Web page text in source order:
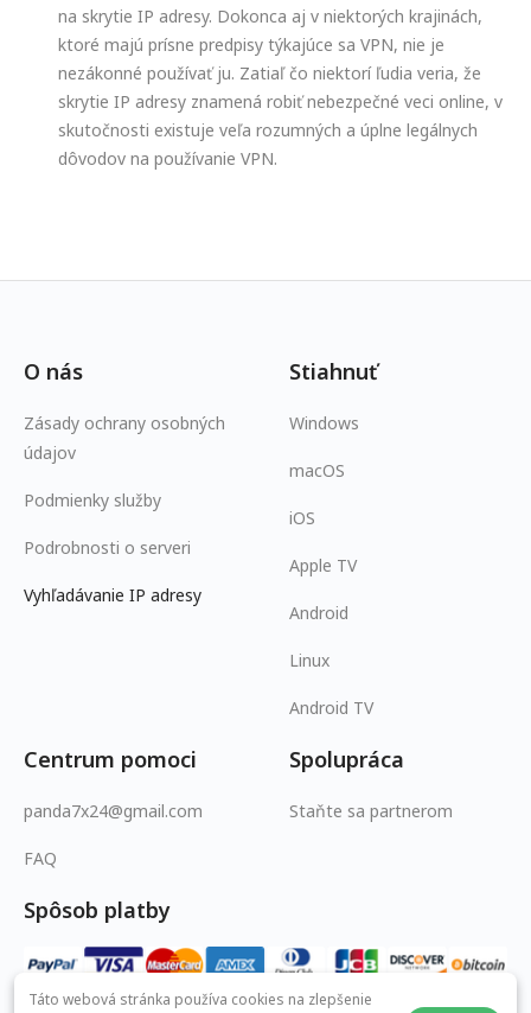
na skrytie IP adresy. Dokonca aj v niektorých krajinách,
ktoré majú prísne predpisy týkajúce sa VPN, nie je
nezákonné používať ju. Zatiaľ čo niektorí ľudia veria, že
skrytie IP adresy znamená robiť nebezpečné veci online, v
skutočnosti existuje veľa rozumných a úplne legálnych
dôvodov na používanie VPN.
O nás
Zásady ochrany osobných
údajov
Podmienky služby
Podrobnosti o serveri
Vyhľadávanie IP adresy
Stiahnuť
Windows
macOS
iOS
Apple TV
Android
Linux
Android TV
Centrum pomoci
panda7x24@gmail.com
FAQ
Spolupráca
Staňte sa partnerom
Spôsob platby
Táto webová stránka používa cookies na zlepšenie